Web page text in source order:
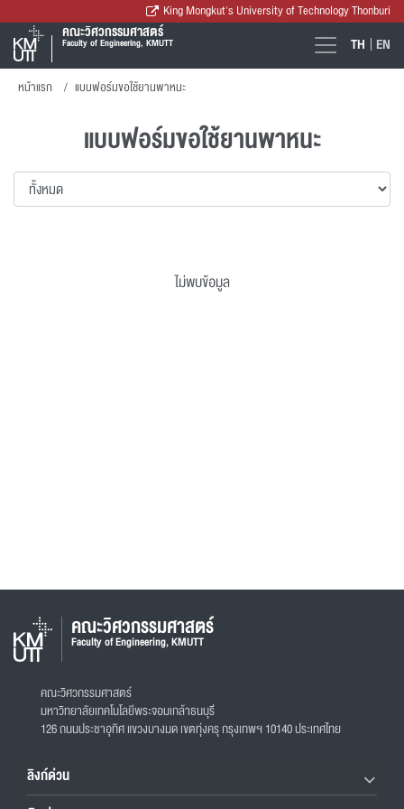
King Mongkut's University of Technology Thonburi
คณะวิศวกรรมศาสตร์
Faculty of Engineering, KMUTT TH EN
หน้าแรก แบบฟอร์มขอใช้ยานพาหนะ
แบบฟอร์มขอใช้ยานพาหนะ
ไม่พบข้อมูล
คณะวิศวกรรมศาสตร์
Faculty of Engineering, KMUTT
คณะวิศวกรรมศาสตร์
มหาวิทยาลัยเทคโนโลยีพระจอมเกล้าธนบุรี
126 ถนนประชาอุทิศ แขวงบางมด เขตทุ่งครุ กรุงเทพฯ 10140 ประเทศไทย
ลิงก์ด่วน